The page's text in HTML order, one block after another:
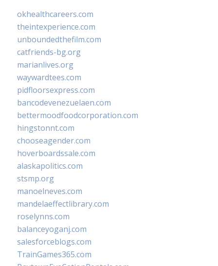
okhealthcareers.com
theintexperience.com
unboundedthefilm.com
catfriends-bg.org
marianlives.org
waywardtees.com
pidfloorsexpress.com
bancodevenezuelaen.com
bettermoodfoodcorporation.com
hingstonnt.com
chooseagender.com
hoverboardssale.com
alaskapolitics.com
stsmp.org
manoelneves.com
mandelaeffectlibrary.com
roselynns.com
balanceyoganj.com
salesforceblogs.com
TrainGames365.com